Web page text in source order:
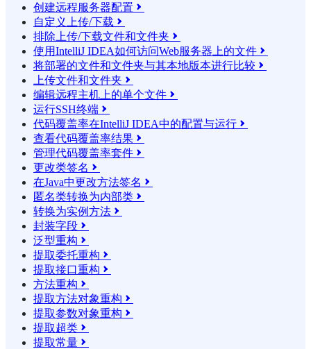
创建远程服务器配置 
自定义上传/下载 
排除上传/下载文件和文件夹 
使用IntelliJ IDEA如何访问Web服务器上的文件 
将部署的文件和文件夹与其本地版本进行比较 
上传文件和文件夹 
编辑远程主机上的单个文件 
运行SSH终端 
代码覆盖率在IntelliJ IDEA中的配置与运行 
查看代码覆盖率结果 
管理代码覆盖率套件 
更改类签名 
在Java中更改方法签名 
匿名类转换为内部类 
转换为实例方法 
封装字段 
泛型重构 
提取委托重构 
提取接口重构 
方法重构 
提取方法对象重构 
提取参数对象重构 
提取超类 
提取常量 